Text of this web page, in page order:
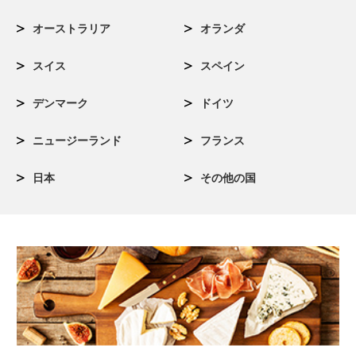
オーストラリア オランダ
スイス スペイン
デンマーク ドイツ
ニュージーランド フランス
日本 その他の国